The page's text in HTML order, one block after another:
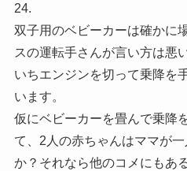
24.
双子用のベビーカーは確かに
スの運転手さんが言い方は悪
いちエンジンを切って乗降を
います。
仮にベビーカーを畳んで乗降
て、2人の赤ちゃんはママが
か？それなら他のコメにもあ